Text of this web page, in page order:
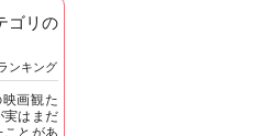
ゴリの
ンキング
画観た
実はまだ
とがあ